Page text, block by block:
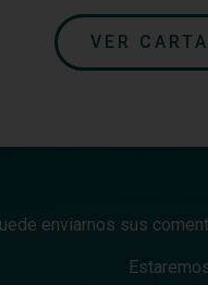
VER CARTA
enviarnos sus